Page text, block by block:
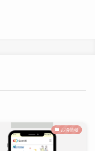
お得情報